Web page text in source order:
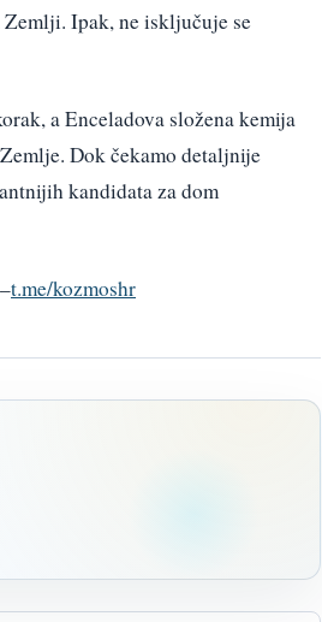
Ipak, ne isključuje se
a Enceladova složena kemija
Dok čekamo detaljnije
kandidata za dom
t.me/kozmoshr